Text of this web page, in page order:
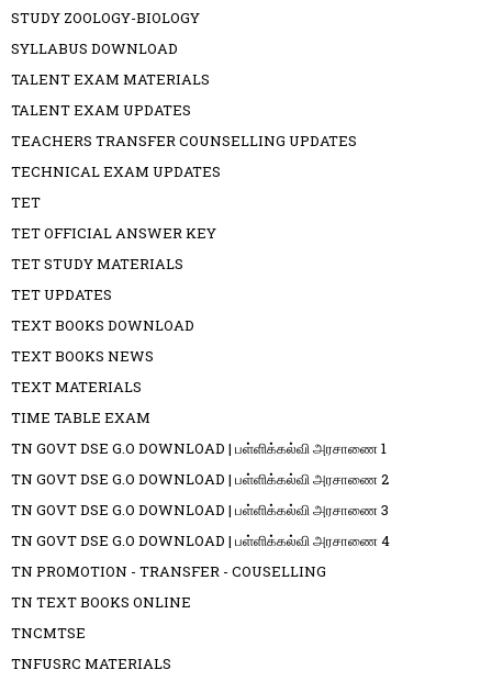
STUDY ZOOLOGY-BIOLOGY
SYLLABUS DOWNLOAD
TALENT EXAM MATERIALS
TALENT EXAM UPDATES
TEACHERS TRANSFER COUNSELLING UPDATES
TECHNICAL EXAM UPDATES
TET
TET OFFICIAL ANSWER KEY
TET STUDY MATERIALS
TET UPDATES
TEXT BOOKS DOWNLOAD
TEXT BOOKS NEWS
TEXT MATERIALS
TIME TABLE EXAM
TN GOVT DSE G.O DOWNLOAD | பள்ளிக்கல்வி அரசாணை 1
TN GOVT DSE G.O DOWNLOAD | பள்ளிக்கல்வி அரசாணை 2
TN GOVT DSE G.O DOWNLOAD | பள்ளிக்கல்வி அரசாணை 3
TN GOVT DSE G.O DOWNLOAD | பள்ளிக்கல்வி அரசாணை 4
TN PROMOTION - TRANSFER - COUSELLING
TN TEXT BOOKS ONLINE
TNCMTSE
TNFUSRC MATERIALS